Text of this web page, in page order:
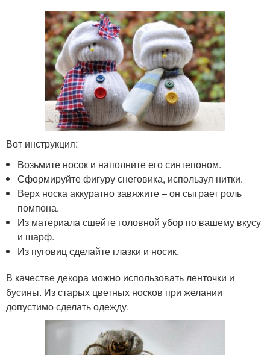
Вот инструкция:
Возьмите носок и наполните его синтепоном.
Сформируйте фигуру снеговика, используя нитки.
Верх носка аккуратно завяжите – он сыграет роль
помпона.
Из материала сшейте головной убор по вашему вкусу
и шарф.
Из пуговиц сделайте глазки и носик.
В качестве декора можно использовать ленточки и
бусины. Из старых цветных носков при желании
допустимо сделать одежду.